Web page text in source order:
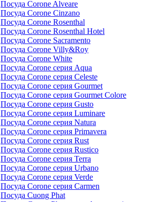
Посуда Corone Alveare
Посуда Corone Cinzano
Посуда Corone Rosenthal
Посуда Corone Rosenthal Hotel
Посуда Corone Sacramento
Посуда Corone Villy&Roy
Посуда Corone White
Посуда Corone серия Aqua
Посуда Corone серия Celeste
Посуда Corone серия Gourmet
Посуда Corone серия Gourmet Colore
Посуда Corone серия Gusto
Посуда Corone серия Luminare
Посуда Corone серия Natura
Посуда Corone серия Primavera
Посуда Corone серия Rust
Посуда Corone серия Rustico
Посуда Corone серия Terra
Посуда Corone серия Urbano
Посуда Corone серия Verde
Посуда Corone серия Сarmen
Посуда Cuong Phat